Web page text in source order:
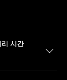
리 시간